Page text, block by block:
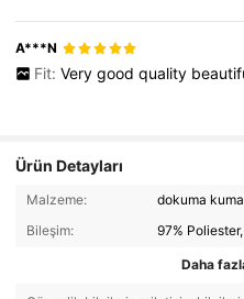
A***N
Fit: Very good quality
Ürün Detayları
Malzeme:
dokuma
Bileşim:
97%
Daha